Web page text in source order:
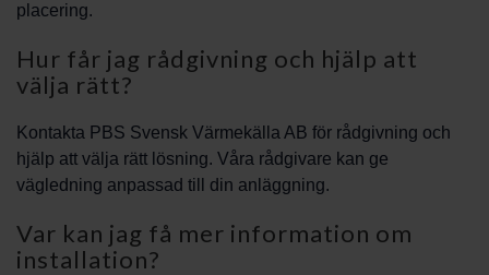
placering.
Hur får jag rådgivning och hjälp att
välja rätt?
Kontakta PBS Svensk Värmekälla AB för rådgivning och
hjälp att välja rätt lösning. Våra rådgivare kan ge
vägledning anpassad till din anläggning.
Var kan jag få mer information om
installation?